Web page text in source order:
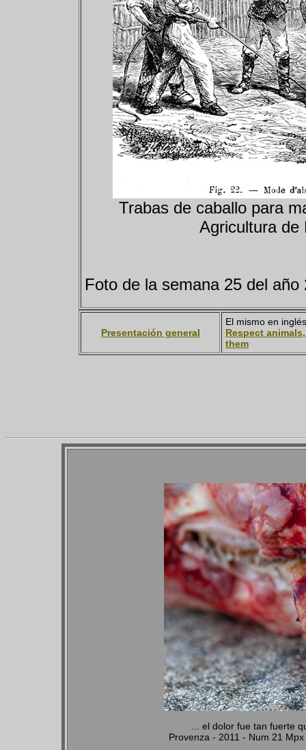
Trabas de caballo para
Agricultura de
Foto de la semana 25 del año
Presentación general
El mismo en
Respect
them
... el dolor fue tan
Provenza - 2011 - Num 21